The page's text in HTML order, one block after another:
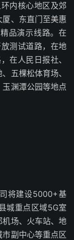
内核心地区及郊
、东直门至美惠
品演示线路。在
测试道路，在地
在人民日报社、
五棵松体育场、
渊潭公园等地点
将建设5000+基
城重点区域5G室
场、火车站、地
副中心等重点区